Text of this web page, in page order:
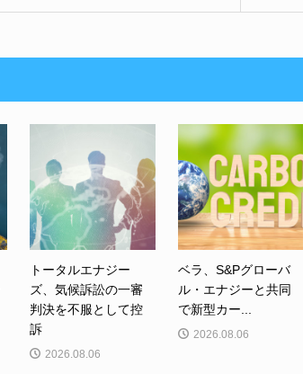
トータルエナジー
ズ、気候訴訟の一審
判決を不服として控
訴
2026.08.06
ベラ、S&Pグローバ
ル・エナジーと共同
で新型カー...
2026.08.06